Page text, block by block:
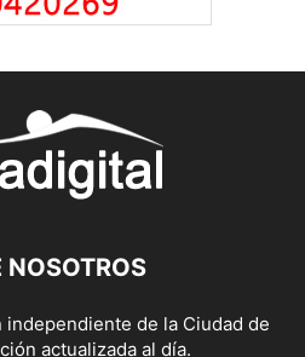
NOSOTROS
de la Ciudad de
actualizada al día.